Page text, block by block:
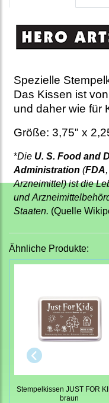
Spezielle
Das Kissen ist
und daher wie für
Größe: 3,75" x
*Die U. S. Food and
Administration (FDA,
Arzneimittel) ist die
und
Staaten. (Quelle
Ähnliche Produkte:
Stempelkissen JUST FOR
braun